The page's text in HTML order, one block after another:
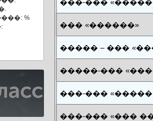
%
���-���
��� «������»
����� – ���
�����-���
���-���
���-��� «���